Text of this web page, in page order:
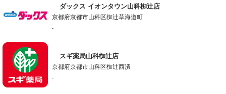
ダックス イオンタウン山科椥辻店
京都府京都市山科区椥辻草海道町
-
スギ薬局山科椥辻店
京都府京都市山科区椥辻西潰
-